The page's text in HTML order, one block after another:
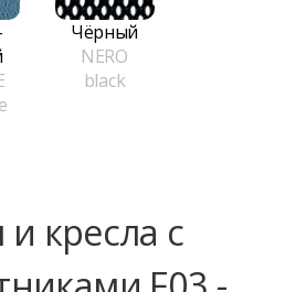
Чёрный
NERO
black
и кресла с